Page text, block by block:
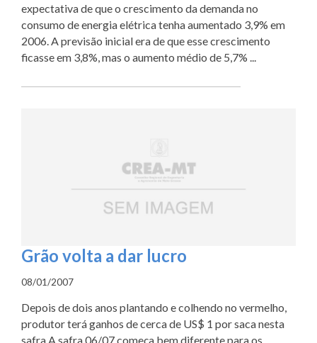
expectativa de que o crescimento da demanda no
consumo de energia elétrica tenha aumentado 3,9% em
2006. A previsão inicial era de que esse crescimento
ficasse em 3,8%, mas o aumento médio de 5,7% ...
Grão volta a dar lucro
08/01/2007
Depois de dois anos plantando e colhendo no vermelho,
produtor terá ganhos de cerca de US$ 1 por saca nesta
safra A safra 06/07 começa bem diferente para os